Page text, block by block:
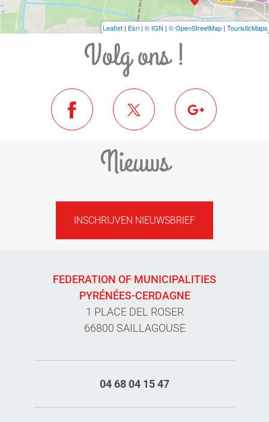
Leaflet | Esri | © IGN | © OpenStreetMap | TouristicMaps
Volg ons !
Nieuws
INSCHRIJVEN NIEUWSBRIEF
FEDERATION OF MUNICIPALITIES
PYRÉNÉES-CERDAGNE
1 PLACE DEL ROSER
66800 SAILLAGOUSE
04 68 04 15 47